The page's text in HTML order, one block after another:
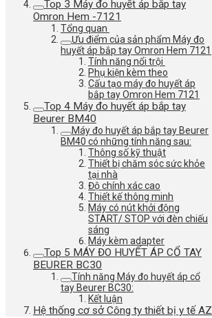
Top 3 Máy đo huyết áp bắp tay
Omron Hem -7121
Tổng quan
Ưu điểm của sản phẩm Máy đo
huyết áp bắp tay Omron Hem 7121
Tính năng nổi trội
Phụ kiện kèm theo
Cấu tạo máy đo huyết áp
bắp tay Omron Hem 7121
Top 4 Máy đo huyết áp bắp tay
Beurer BM40
Máy đo huyết áp bắp tay Beurer
BM40 có những tính năng sau:
Thông số kỹ thuật
Thiết bị chăm sóc sức khỏe
tại nhà
Độ chính xác cao
Thiết kế thông minh
Máy có nút khởi động
START/ STOP với đèn chiếu
sáng
Máy kèm adapter
Top 5 MÁY ĐO HUYẾT ÁP CỔ TAY
BEURER BC30
Tính năng Máy đo huyết áp cổ
tay Beurer BC30:
Kết luận
Hệ thống cơ sở Công ty thiết bị y tế AZ